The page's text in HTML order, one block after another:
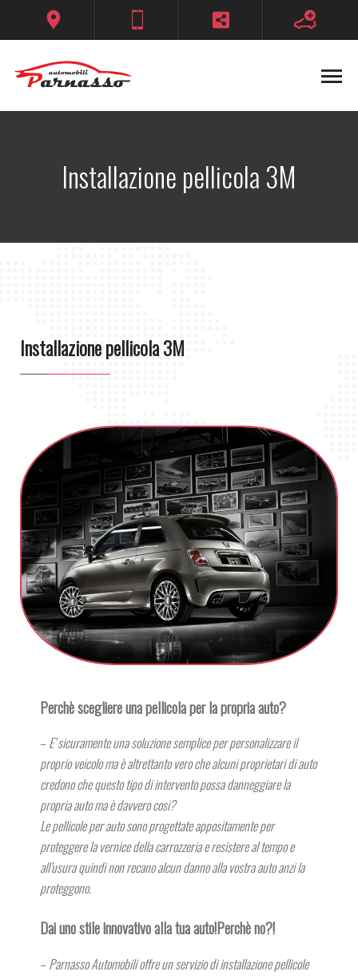
Installazione pellicola 3M
Installazione pellicola 3M
Perchè scegliere una pellicola per la propria auto?
– E’ sicuramente una soluzione semplice per personalizzare il
proprio veicolo ma è altrettanto vero che alcuni proprietari di auto
credono che questo tipo di intervento possa danneggiare la
propria auto ma è davvero cosi?
Le pellicole per auto sono progettate appositamente per
proteggere la vernice della carrozzeria e resistere al tempo e
all’usura quindi non recano alcun danno alla vostra auto anzi la
proteggono.
Dai uno stile innovativo alla tua auto!Perchè no?!
– Parnasso Automobili offre un servizio di installazione pellicole